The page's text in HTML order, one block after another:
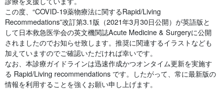
この度、“COVID-19薬物療法に関するRapid/Living
Recommedations”改訂第3.1版（2021年3月30日公開）が英語版と
して日本救急医学会の英文機関誌Acute Medicine & Surgeryに公開
されましたのでお知らせ致します。推奨に関連するイラストなども
加えていますのでご確認いただければ幸いです。
なお、本診療ガイドラインは迅速作成かつオンタイム更新を実施す
る Rapid/Living recommendations です。したがって、常に最新版の
情報を利用することを強くお願い申し上げます。